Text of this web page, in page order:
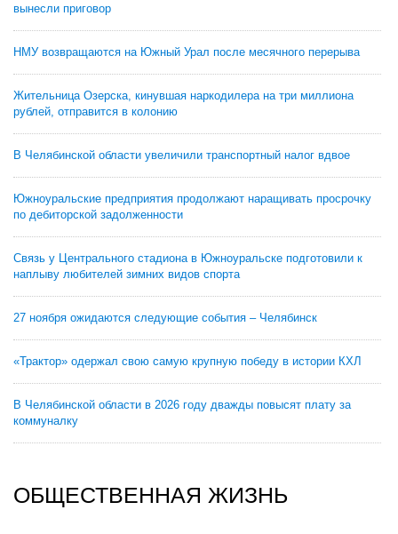
вынесли приговор
НМУ возвращаются на Южный Урал после месячного перерыва
Жительница Озерска, кинувшая наркодилера на три миллиона
рублей, отправится в колонию
В Челябинской области увеличили транспортный налог вдвое
Южноуральские предприятия продолжают наращивать просрочку
по дебиторской задолженности
Связь у Центрального стадиона в Южноуральске подготовили к
наплыву любителей зимних видов спорта
27 ноября ожидаются следующие события – Челябинск
«Трактор» одержал свою самую крупную победу в истории КХЛ
В Челябинской области в 2026 году дважды повысят плату за
коммуналку
ОБЩЕСТВЕННАЯ ЖИЗНЬ